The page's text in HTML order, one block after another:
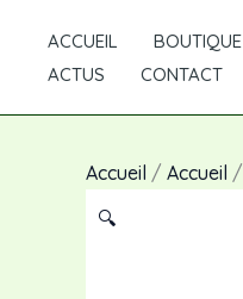
contenu
ACCUEIL BOUTIQUE
ACTUS
CONTACT
Accueil / Accueil /
🔍